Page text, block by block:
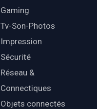
Gaming
Tv-Son-Photos
Impression
Sécurité
Réseau &
Connectiques
Objets connectés